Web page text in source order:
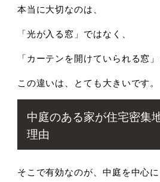
本当に大切なのは、
「光が入る窓」ではなく、
「カーテンを開けていられる窓
この違いは、とても大きいです。
中庭のある家が住宅密集
理由
そこで有効なのが、 中庭を中心に